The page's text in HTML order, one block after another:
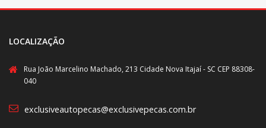
LOCALIZAÇÃO
Rua João Marcelino Machado, 213 Cidade Nova Itajaí - SC CEP 88308-
040
exclusiveautopecas@exclusivepecas.com.br